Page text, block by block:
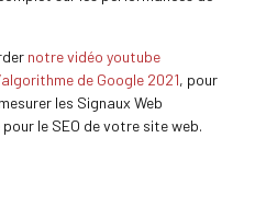
notre vidéo youtube
de Google 2021, pour
les Signaux Web
le SEO de votre site web.